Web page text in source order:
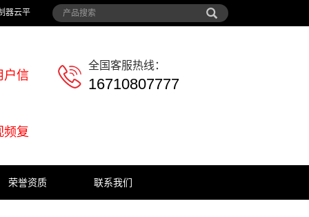
器云平
户信
频复
全国客服热线：
16710807777
荣誉资质 联系我们